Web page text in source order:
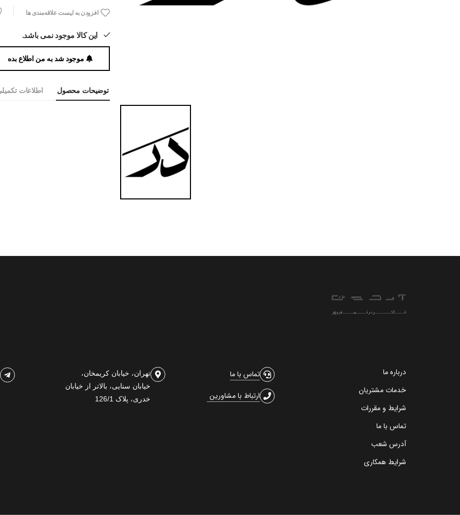
افزودن به لیست علاقه‌مندی ها
این کالا موجود نمی باشد.
موجود شد به من اطلاع بده
توضیحات محصول اطلاعات
درباره ما
خدمات مشتریان
شرایط و مقررات
تماس با ما
آدرس شعب
شرایط همکاری
تماس با ما
ارتباط با مشاورین
تهران، خیابان کریمخان،
خیابان سنایی، بالاتر از خیابان
خدری، پلاک 126/1